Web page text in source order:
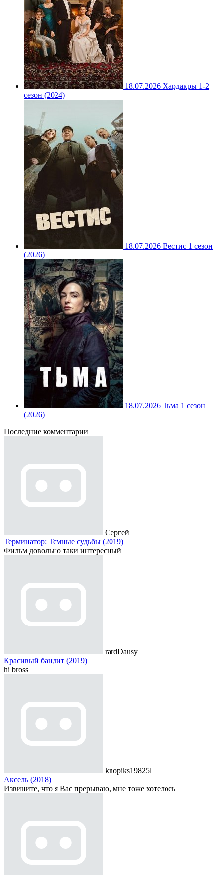
18.07.2026 Хардакры 1-2
сезон (2024)
18.07.2026 Вестис 1 сезон
(2026)
18.07.2026 Тьма 1 сезон
(2026)
Последние комментарии
Сергей
Терминатор: Темные судьбы (2019)
Фильм довольно таки интересный
rardDausy
Красивый бандит (2019)
hi bross
knopiks19825l
Аксель (2018)
Извините, что я Вас прерываю, мне тоже хотелось